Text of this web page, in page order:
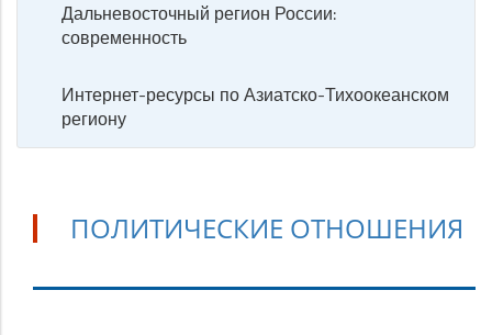
Дальневосточный регион России:
современность
Интернет-ресурсы по Азиатско-Тихоокеанском
региону
ПОЛИТИЧЕСКИЕ ОТНОШЕНИЯ